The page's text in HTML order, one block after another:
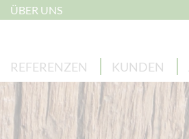
ÜBER UNS
REFERENZEN KUNDEN